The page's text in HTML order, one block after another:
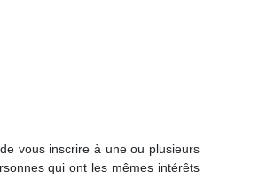
vous inscrire à une ou plusieurs
qui ont les mêmes intérêts